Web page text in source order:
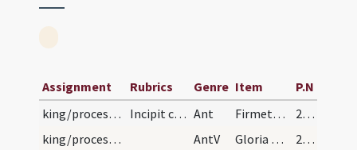
Assignment Rubrics Genre Item
P.N
king/processio/1
Incipit consecratio regis, quem de conventu senio… Ant Firmetur manus tua ut supra
280
king/processio
AntV Gloria Patri
281